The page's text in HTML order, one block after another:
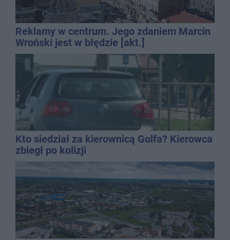
Reklamy w centrum. Jego zdaniem Marcin
Wroński jest w błędzie [akt.]
Kto siedział za kierownicą Golfa? Kierowca
zbiegł po kolizji